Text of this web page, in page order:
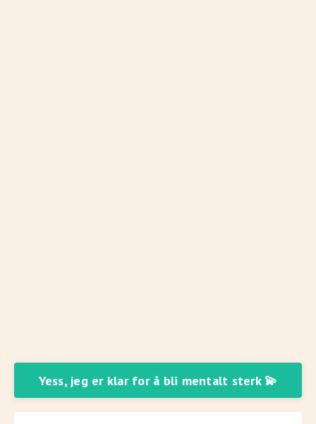
Yess, jeg er klar for å bli mentalt sterk 💫